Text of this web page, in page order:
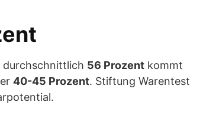
durchschnittlich 56 Prozent kommt
40-45 Prozent. Stiftung Warentest